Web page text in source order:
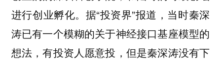
进行创业孵化。据“投资界”报道，当时秦深
涛已有一个模糊的关于神经接口基座模型的
想法，有投资人愿意投，但是秦深涛没有下